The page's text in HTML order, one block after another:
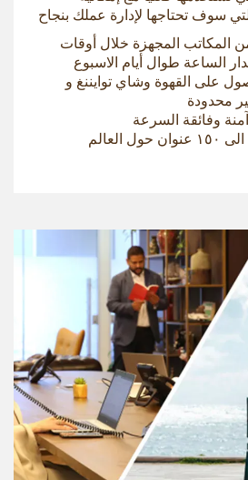
سوف تحتاجها لإدارة عملك بنجاح
المكاتب المجهزة خلال أوقات
الساعة طوال أيام الاسبوع
على القهوة وشاي توايننغ و
محدودة
وفائقة السرعة
العالم